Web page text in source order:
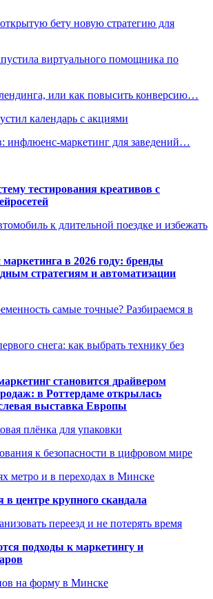
бету новую стратегию для
виртуального помощника по
или как повысить конверсию…
календарь с акциями
инфлюенс-маркетинг для заведений…
тестирования креативов с
к длительной поездке и избежать
в 2026 году: бренды
стратегиям и автоматизации
самые точные? Разбираемся в
снега: как выбрать технику без
становится драйвером
в Роттердаме открылась
выставка Европы
плёнка для упаковки
к безопасности в цифровом мире
метро и в переходах в Минске
в центре крупного скандала
переезд и не потерять время
подходы к маркетингу и
на форму в Минске